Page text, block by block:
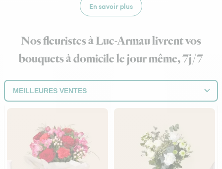
En savoir plus
Nos fleuristes à Luc-Armau livrent vos
bouquets à domicile le jour même, 7j/7